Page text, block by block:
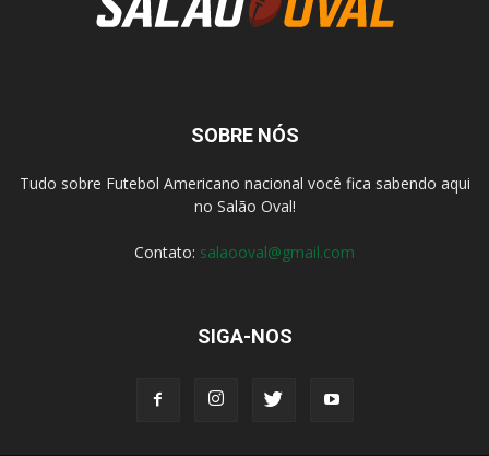
SOBRE NÓS
Tudo sobre Futebol Americano nacional você fica sabendo aqui
no Salão Oval!
Contato: salaooval@gmail.com
SIGA-NOS